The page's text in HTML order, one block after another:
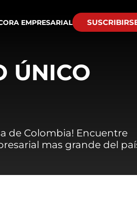
EMPRESARIAL
ÚNICO
de Colombia! Encuentre
mas grande del